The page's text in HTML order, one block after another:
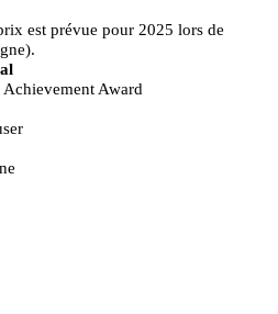
est prévue pour 2025 lors de
Award